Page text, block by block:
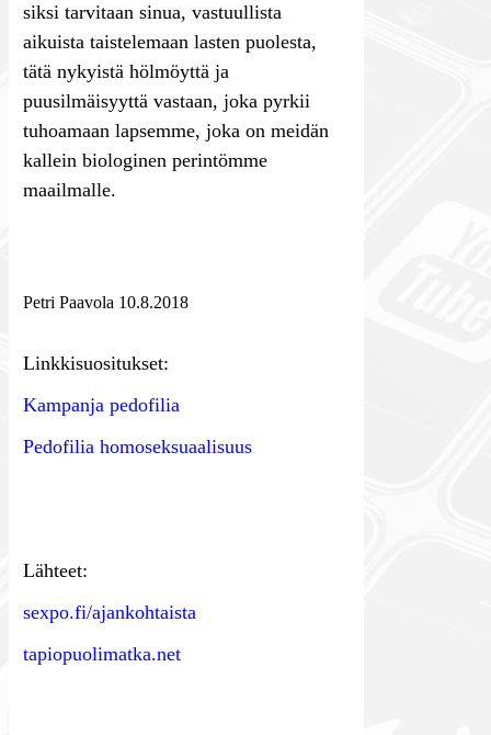
siksi tarvitaan sinua, vastuullista
aikuista taistelemaan lasten puolesta,
tätä nykyistä hölmöyttä ja
puusilmäisyyttä vastaan, joka pyrkii
tuhoamaan lapsemme, joka on meidän
kallein biologinen perintömme
maailmalle.
Petri Paavola 10.8.2018
Linkkisuositukset:
Kampanja pedofilia
Pedofilia homoseksuaalisuus
Lähteet:
sexpo.fi/ajankohtaista
tapiopuolimatka.net